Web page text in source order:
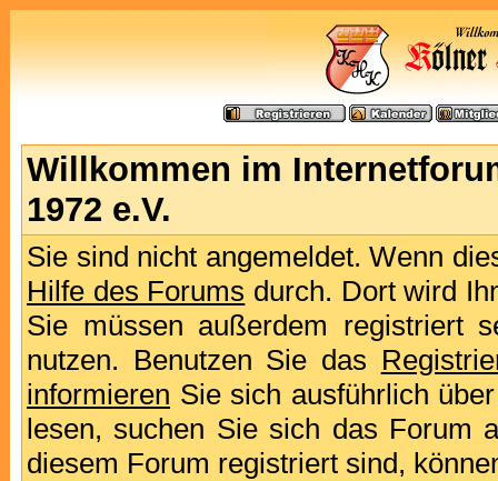
Willkommen im
1972 e.V.
Sie sind nicht angemeldet. Wenn
Hilfe des Forums durch. Dort wird
Sie müssen außerdem registriert
nutzen. Benutzen Sie das
informieren Sie sich ausführlich
lesen, suchen Sie sich das Forum
diesem Forum registriert sind,